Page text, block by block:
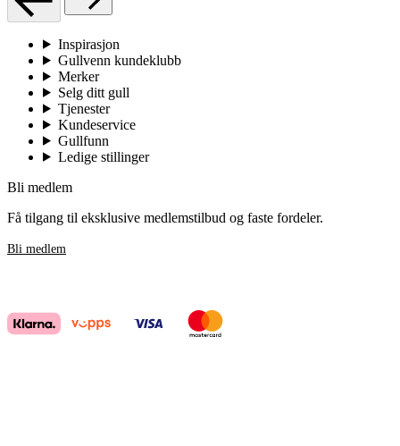
Inspirasjon
Gullvenn kundeklubb
Merker
Selg ditt gull
Tjenester
Kundeservice
Gullfunn
Ledige stillinger
Bli medlem
Få tilgang til eksklusive medlemstilbud og faste fordeler.
Bli medlem